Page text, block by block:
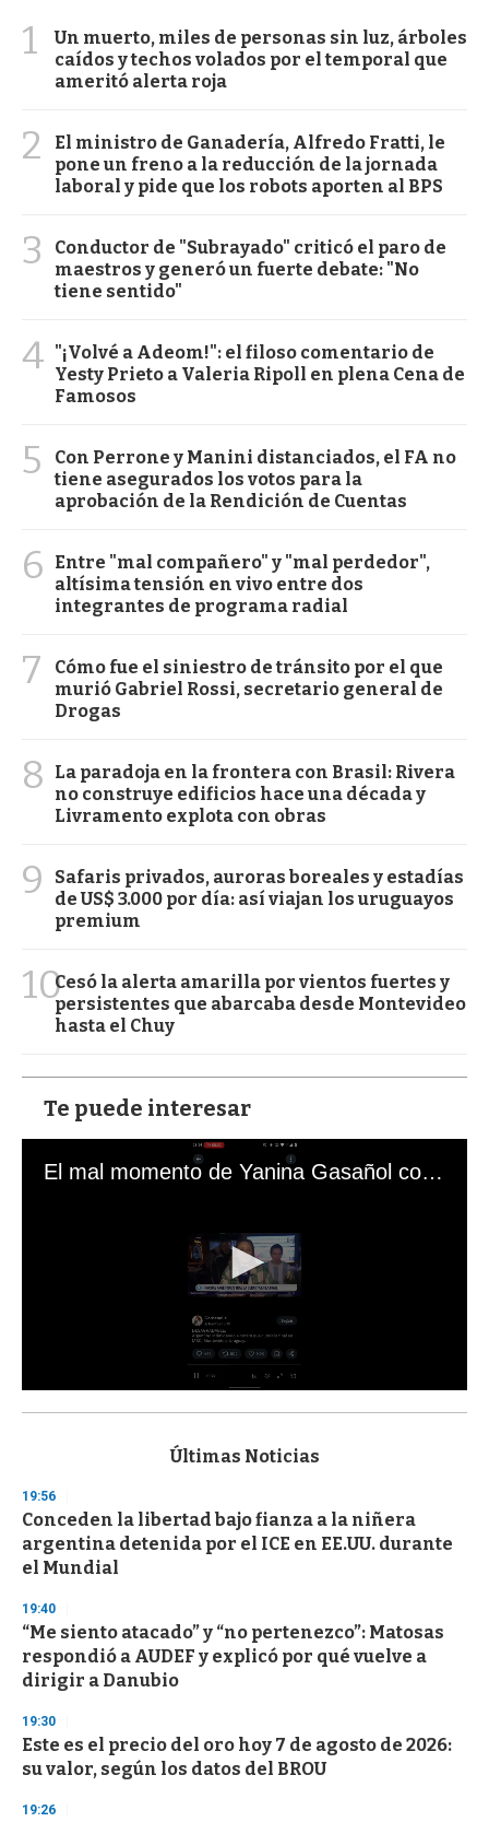
1
Un muerto, miles de personas sin luz, árboles
caídos y techos volados por el temporal que
ameritó alerta roja
2
El ministro de Ganadería, Alfredo Fratti, le
pone un freno a la reducción de la jornada
laboral y pide que los robots aporten al BPS
3
Conductor de "Subrayado" criticó el paro de
maestros y generó un fuerte debate: "No
tiene sentido"
4 "¡Volvé a Adeom!": el filoso comentario de
Yesty Prieto a Valeria Ripoll en plena Cena de
Famosos
5
Con Perrone y Manini distanciados, el FA no
tiene asegurados los votos para la
aprobación de la Rendición de Cuentas
6
Entre "mal compañero" y "mal perdedor",
altísima tensión en vivo entre dos
integrantes de programa radial
7
Cómo fue el siniestro de tránsito por el que
murió Gabriel Rossi, secretario general de
Drogas
8
La paradoja en la frontera con Brasil: Rivera
no construye edificios hace una década y
Livramento explota con obras
9
Safaris privados, auroras boreales y estadías
de US$ 3.000 por día: así viajan los uruguayos
premium
10Cesó la alerta amarilla por vientos fuertes y
persistentes que abarcaba desde Montevideo
hasta el Chuy
Te puede interesar
El mal momento de Yanina Gasañol con un hincha argentino en "Subrayado"
s
d
s
o
f
3
s
e
o
n
s
Últimas Noticias
19:56
Conceden la libertad bajo fianza a la niñera
argentina detenida por el ICE en EE.UU. durante
el Mundial
19:40
“Me siento atacado” y “no pertenezco”: Matosas
respondió a AUDEF y explicó por qué vuelve a
dirigir a Danubio
19:30
Este es el precio del oro hoy 7 de agosto de 2026:
su valor, según los datos del BROU
19:26